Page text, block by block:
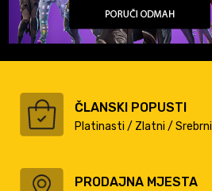
ČLANSKI POPUSTI
Platinasti / Zlatni / Srebrni
PRODAJNA MJESTA